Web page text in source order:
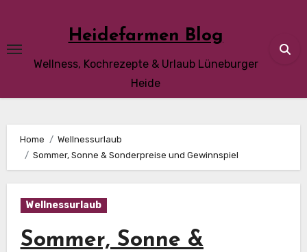
content
Heidefarmen Blog
Wellness, Kochrezepte & Urlaub Lüneburger
Heide
Home
Wellnessurlaub
Sommer, Sonne & Sonderpreise und Gewinnspiel
Wellnessurlaub
Sommer, Sonne &